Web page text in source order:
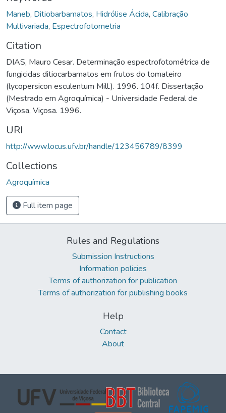
Maneb, Ditiobarbamatos, Hidrólise Ácida, Calibração
Multivariada, Espectrofotometria
Citation
DIAS, Mauro Cesar. Determinação espectrofotométrica de
fungicidas ditiocarbamatos em frutos do tomateiro
(lycopersicon esculentum Mill.). 1996. 104f. Dissertação
(Mestrado em Agroquímica) - Universidade Federal de
Viçosa, Viçosa. 1996.
URI
http://www.locus.ufv.br/handle/123456789/8399
Collections
Agroquímica
Full item page
Rules and Regulations
Submission Instructions
Information policies
Terms of authorization for publication
Terms of authorization for publishing books
Help
Contact
About